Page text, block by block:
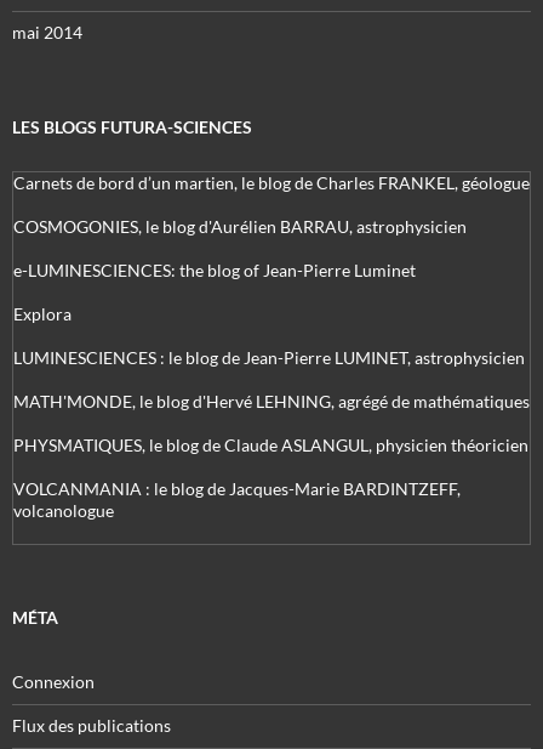
mai 2014
LES BLOGS FUTURA-SCIENCES
Carnets de bord d’un martien, le blog de Charles FRANKEL, géologue
COSMOGONIES, le blog d'Aurélien BARRAU, astrophysicien
e-LUMINESCIENCES: the blog of Jean-Pierre Luminet
Explora
LUMINESCIENCES : le blog de Jean-Pierre LUMINET, astrophysicien
MATH'MONDE, le blog d'Hervé LEHNING, agrégé de mathématiques
PHYSMATIQUES, le blog de Claude ASLANGUL, physicien théoricien
VOLCANMANIA : le blog de Jacques-Marie BARDINTZEFF,
volcanologue
MÉTA
Connexion
Flux des publications